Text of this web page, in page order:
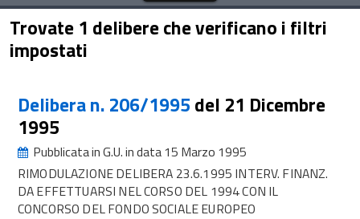
Trovate 1 delibere che verificano i filtri
impostati
Delibera n. 206/1995 del 21 Dicembre
1995
Pubblicata in G.U. in data 15 Marzo 1995
RIMODULAZIONE DELIBERA 23.6.1995 INTERV. FINANZ.
DA EFFETTUARSI NEL CORSO DEL 1994 CON IL
CONCORSO DEL FONDO SOCIALE EUROPEO